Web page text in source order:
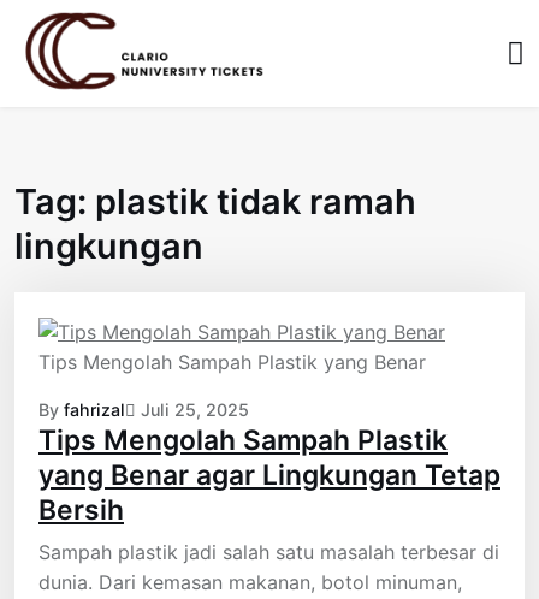
content
Tag: plastik tidak ramah
lingkungan
Tips Mengolah Sampah Plastik yang Benar
By fahrizal Juli 25, 2025
Tips Mengolah Sampah Plastik
yang Benar agar Lingkungan Tetap
Bersih
Sampah plastik jadi salah satu masalah terbesar di
dunia. Dari kemasan makanan, botol minuman,